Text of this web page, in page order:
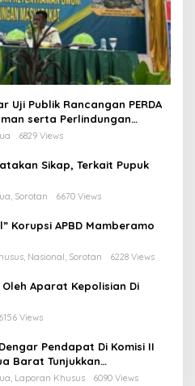
Uji Publik Rancangan PERDA
serta Perlindungan
6829 Views
Sikap, Terkait Pupuk
Sorotan 6670 Views
Korupsi APBD Mamberamo
Nasional, Sorotan 6228 Views
Aparat Kepolisian Di
6156 Views
Pendapat Di Komisi II
Barat Tunjukkan
Aspirasi Masyarakat!
Laporan Khusus 6090 Views